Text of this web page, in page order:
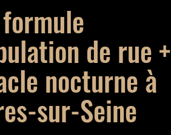
de rue +
nocturne à
sur-Seine